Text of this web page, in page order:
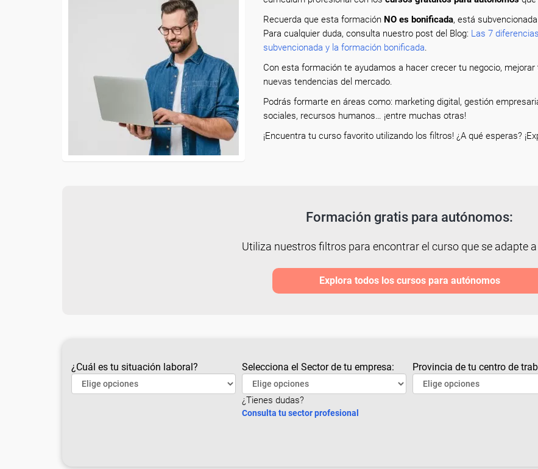
Recuerda que esta formación NO es bonificada, está
Para cualquier duda, consulta nuestro post del Blog: Las 7
subvencionada y la formación bonificada.
Con esta formación te ayudamos a hacer crecer tu negocio,
nuevas tendencias del mercado.
Podrás formarte en áreas como: marketing digital, gestión
sociales, recursos humanos… ¡entre muchas otras!
¡Encuentra tu curso favorito utilizando los filtros! ¿A qué esperas?
Formación gratis para autónomos:
Utiliza nuestros filtros para encontrar el curso que se adapte
Explora todos los cursos para autónomos
¿Cuál es tu situación laboral? Selecciona el Sector de tu empresa:
¿Tienes dudas?
Consulta tu sector profesional
Provincia de tu centro de